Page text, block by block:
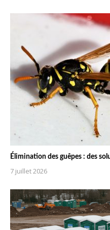
Élimination des guêpes : des
7 juillet 2026